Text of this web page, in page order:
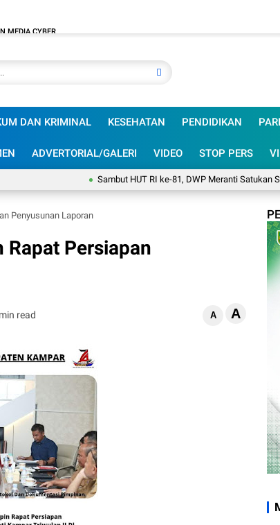
MEDIA CYBER
DAN KRIMINAL KESEHATAN PENDIDIKAN
ADVERTORIAL/GALERI VIDEO STOP PERS
Sambut HUT RI ke-81, DWP Meranti Satukan
Penyusunan Laporan
Persiapan
read A A